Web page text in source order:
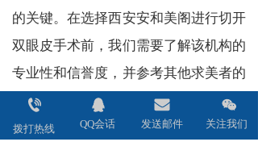
的关键。在选择西安安和美阁进行切开
双眼皮手术前，我们需要了解该机构的
专业性和信誉度，并参考其他求美者的
评价和反馈，选择适合自己的医生团队
和服务方案。
拨打热线 QQ会话 发送邮件 关注我们